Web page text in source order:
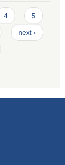
4 5
next ›